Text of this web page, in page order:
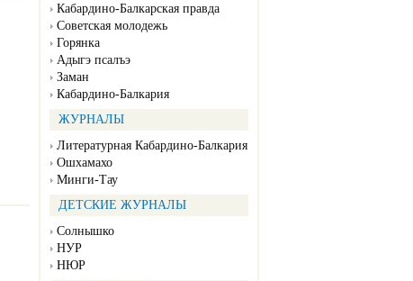
Кабардино-Балкарская правда
Советская молодежь
Горянка
Адыгэ псалъэ
Заман
Кабардино-Балкария
ЖУРНАЛЫ
Литературная Кабардино-Балкария
Ошхамахо
Минги-Тау
ДЕТСКИЕ ЖУРНАЛЫ
Солнышко
НУР
НЮР